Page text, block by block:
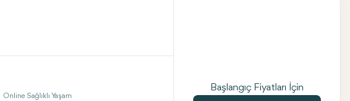
Online Sağlıklı Yaşam
Başlangıç Fiyatları İçin